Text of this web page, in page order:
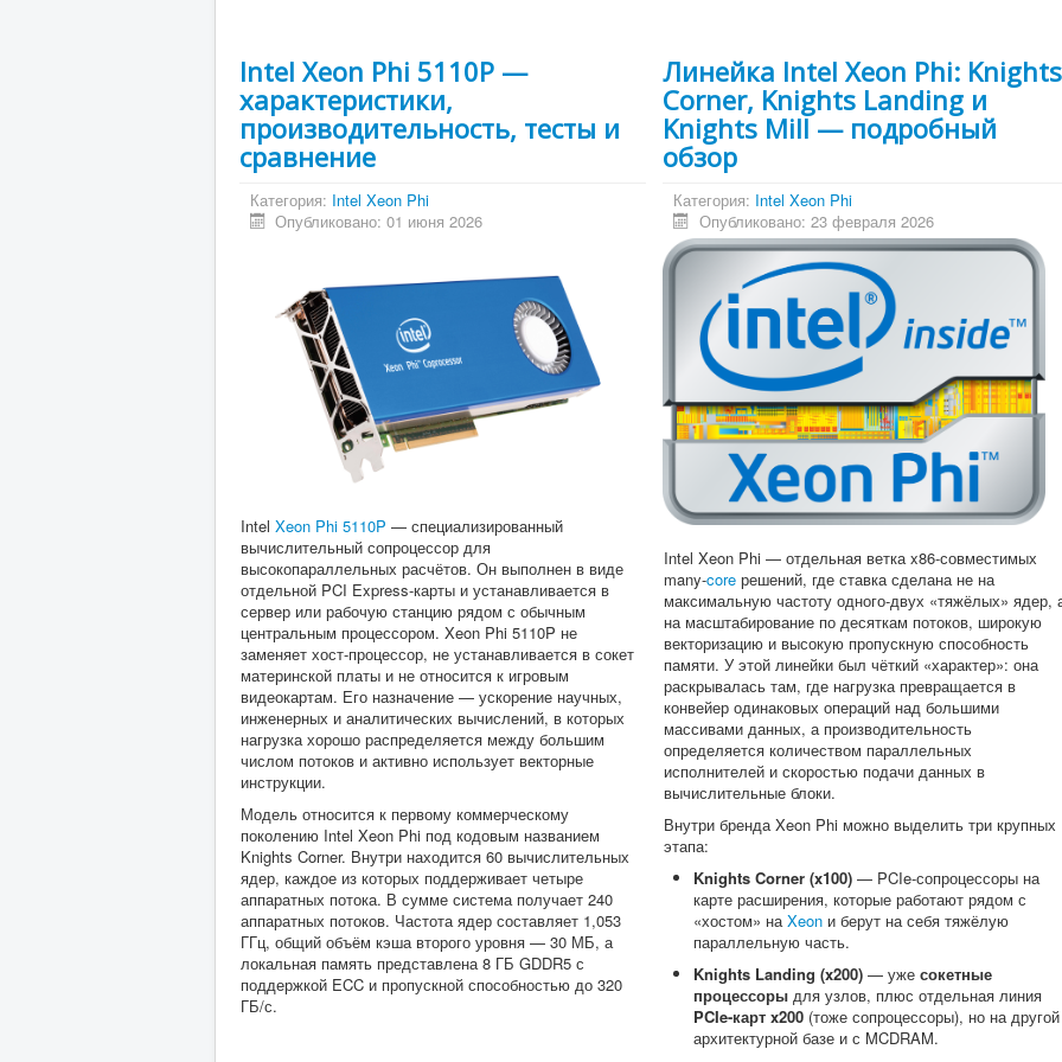
Intel Xeon Phi 5110P —
характеристики,
производительность, тесты и
сравнение
Категория: Intel Xeon Phi
Опубликовано: 01 июня 2026
Intel Xeon Phi 5110P — специализированный
вычислительный сопроцессор для
высокопараллельных расчётов. Он выполнен в виде
отдельной PCI Express-карты и устанавливается в
сервер или рабочую станцию рядом с обычным
центральным процессором. Xeon Phi 5110P не
заменяет хост-процессор, не устанавливается в сокет
материнской платы и не относится к игровым
видеокартам. Его назначение — ускорение научных,
инженерных и аналитических вычислений, в которых
нагрузка хорошо распределяется между большим
числом потоков и активно использует векторные
инструкции.
Модель относится к первому коммерческому
поколению Intel Xeon Phi под кодовым названием
Knights Corner. Внутри находится 60 вычислительных
ядер, каждое из которых поддерживает четыре
аппаратных потока. В сумме система получает 240
аппаратных потоков. Частота ядер составляет 1,053
ГГц, общий объём кэша второго уровня — 30 МБ, а
локальная память представлена 8 ГБ GDDR5 с
поддержкой ECC и пропускной способностью до 320
ГБ/с.
Линейка Intel Xeon Phi: Knights
Corner, Knights Landing и
Knights Mill — подробный
обзор
Категория: Intel Xeon Phi
Опубликовано: 23 февраля 2026
Intel Xeon Phi — отдельная ветка x86-совместимых
many-core решений, где ставка сделана не на
максимальную частоту одного-двух «тяжёлых» ядер,
на масштабирование по десяткам потоков, широкую
векторизацию и высокую пропускную способность
памяти. У этой линейки был чёткий «характер»: она
раскрывалась там, где нагрузка превращается в
конвейер одинаковых операций над большими
массивами данных, а производительность
определяется количеством параллельных
исполнителей и скоростью подачи данных в
вычислительные блоки.
Внутри бренда Xeon Phi можно выделить три крупных
этапа:
Knights Corner (x100) — PCIe-сопроцессоры на
карте расширения, которые работают рядом с
«хостом» наXeon и берут на себя тяжёлую
параллельную часть.
Knights Landing (x200) — ужесокетные
процессоры для узлов, плюс отдельная линия
PCIe-карт x200 (тоже сопроцессоры), но на другой
архитектурной базе и с MCDRAM.